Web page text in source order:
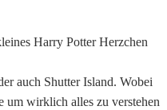
Harry Potter Herzchen
auch Shutter Island. Wobei
um wirklich alles zu verstehen